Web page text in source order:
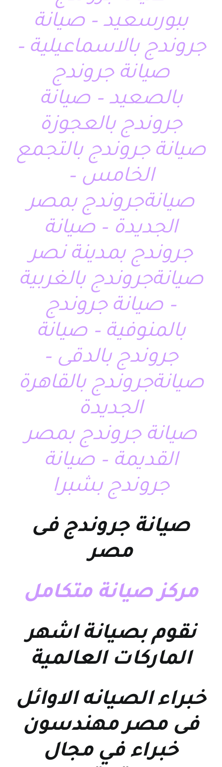
ببورسعيد – صيانة
جروندج بالاسماعيلية –
صيانة جروندج
بالصعيد – صيانة
جروندج بالعجوزة
صيانة جروندج بالتجمع
الخامس –
صيانةجروندج بمصر
الجديدة – صيانة
جروندج بمدينة نصر
صيانةجروندج بالغربية
– صيانة جروندج
بالمنوفية – صيانة
جروندج بالدقى –
صيانةجروندج بالقاهرة
الجديدة
صيانة جروندج بمصر
القديمة – صيانة
جروندج بشبرا
صيانة جروندج فى
مصر
مركز صيانة متكامل
نقوم بصيانة اشهر
الماركات العالمية
خبراء الصيانه الاوائل
فى مصر مهندسون
خبراء في مجال